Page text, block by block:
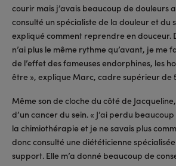
courir mais j’avais beaucoup de douleurs
consulté un spécialiste de la douleur et du
expliqué comment reprendre en douceur.
n’ai plus le même rythme qu’avant, je me
de l’effet des fameuses endorphines, les
être », explique Marc, cadre supérieur de
Même son de cloche du côté de
d’un cancer du sein. « J’ai perdu
la chimiothérapie et je ne savais plus
donc consulté une diététicienne
support. Elle m’a donné beaucoup de